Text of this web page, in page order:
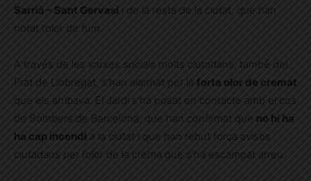
Sarrià – Sant Gervasi i de la resta de la ciutat, que han
notat l’olor de fum.
A través de les xarxes socials molts ciutadans, també del
Prat de Llobregat, s’han alarmat per la forta olor de cremat
que els arribava. El Jardí s’ha posat en contacte amb el cos
de Bombers de Barcelona, que han confirmat que no hi ha
ha cap incendi a la ciutat i que han rebut força avisos
ciutadans per l’olor de la crema que s’ha escampat arreu.